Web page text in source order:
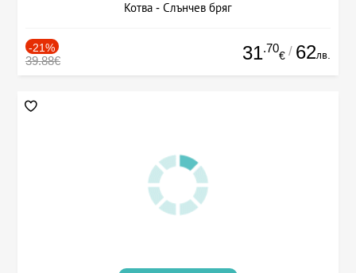
Котва - Слънчев бряг
-21%
39.88€ 31.70
€ / 62лв.